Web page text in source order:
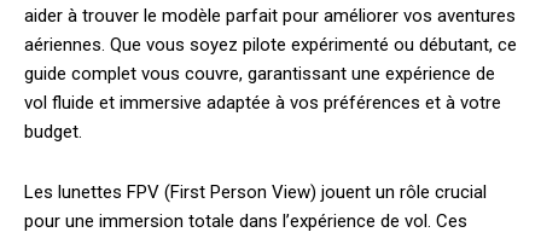
aider à trouver le modèle parfait pour améliorer vos aventures
aériennes. Que vous soyez pilote expérimenté ou débutant, ce
guide complet vous couvre, garantissant une expérience de
vol fluide et immersive adaptée à vos préférences et à votre
budget.
Les lunettes FPV (First Person View) jouent un rôle crucial
pour une immersion totale dans l’expérience de vol. Ces